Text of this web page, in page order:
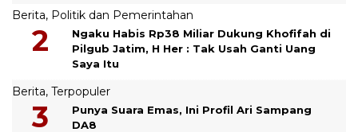
Berita, Politik dan Pemerintahan
Ngaku Habis Rp38 Miliar Dukung Khofifah di
Pilgub Jatim, H Her : Tak Usah Ganti Uang
Saya Itu
Berita, Terpopuler
Punya Suara Emas, Ini Profil Ari Sampang
DA8